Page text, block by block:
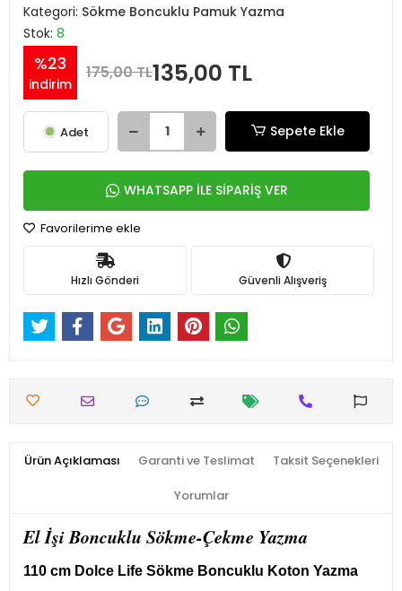
Kategori: Sökme Boncuklu Pamuk Yazma
Stok: 8
%23
indirim
175,00 TL135,00 TL
Adet Sepete Ekle
WHATSAPP İLE SİPARİŞ VER
Favorilerime ekle
Hızlı Gönderi Güvenli Alışveriş
Ürün Açıklaması Garanti ve Teslimat Taksit Seçenekleri
Yorumlar
El İşi Boncuklu Sökme-Çekme Yazma
110 cm Dolce Life Sökme Boncuklu Koton Yazma